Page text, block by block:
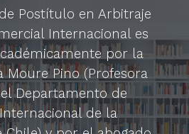
Postítulo en Arbitraje
Internacional es
por la
Moure Pino (Profesora
Departamento de
de la